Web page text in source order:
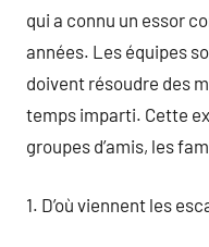
qui a connu un essor
années. Les équipes
doivent résoudre des
temps imparti. Cette
groupes d’amis, les
1. D’où viennent les